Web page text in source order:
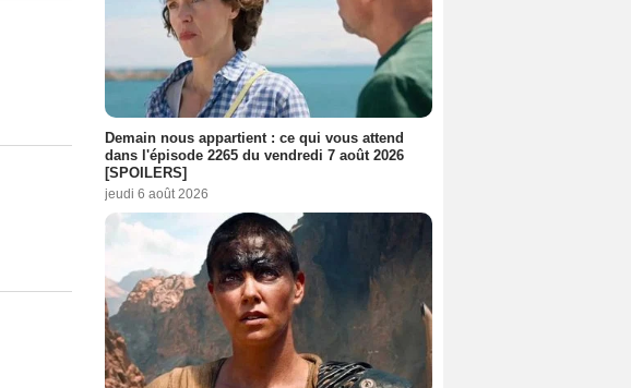
Demain nous appartient : ce qui vous attend
dans l'épisode 2265 du vendredi 7 août 2026
[SPOILERS]
jeudi 6 août 2026